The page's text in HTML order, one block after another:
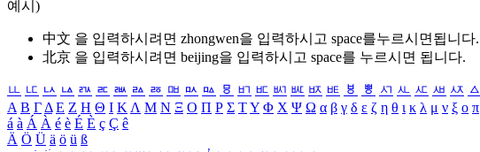
예시)
中文 을 입력하시려면 zhongwen을 입력하시고 space를누르시면됩니다.
北京 을 입력하시려면 beijing을 입력하시고 space를 누르시면 됩니다.
ㅥ ㅦ ㅧ ㅨ ㅩ ㅪ ㅫ ㅬ ㅭ ㅮ ㅯ ㅰ ㅱ ㅲ ㅳ ㅴ ㅵ ㅶ ㅷ ㅸ ㅹ ㅺ ㅻ ㅼ ㅽ ㅾ ㅿ
Α Β ΓΔ Ε Ζ Η Θ Ι ΚΛ Μ Ν Ξ Ο Π Ρ Σ ΤΥ Φ Χ Ψ Ω α β γ δ ε ζ η θ ι κ λ μ ν ξ ο π
á à Á À é è É È ç Ç ê
Ä Ö Ü ä ö ü ß